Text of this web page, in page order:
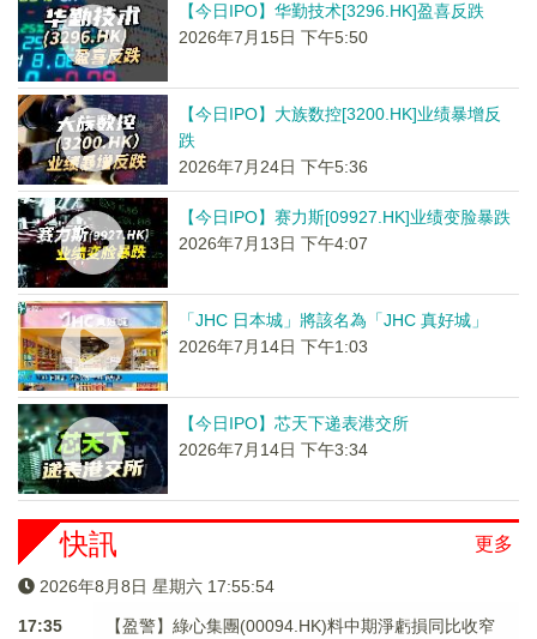
【今日IPO】华勤技术[3296.HK]盈喜反跌
2026年7月15日 下午5:50
【今日IPO】大族数控[3200.HK]业绩暴增反
跌
2026年7月24日 下午5:36
【今日IPO】赛力斯[09927.HK]业绩变脸暴跌
2026年7月13日 下午4:07
「JHC 日本城」將該名為「JHC 真好城」
2026年7月14日 下午1:03
【今日IPO】芯天下递表港交所
2026年7月14日 下午3:34
更多
快訊
2026年8月8日 星期六 17:55:54
17:35
【盈警】綠心集團(00094.HK)料中期淨虧損同比收窄